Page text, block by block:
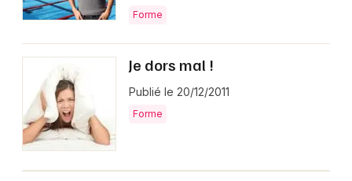
Forme
Je dors mal !
Publié le 20/12/2011
Forme